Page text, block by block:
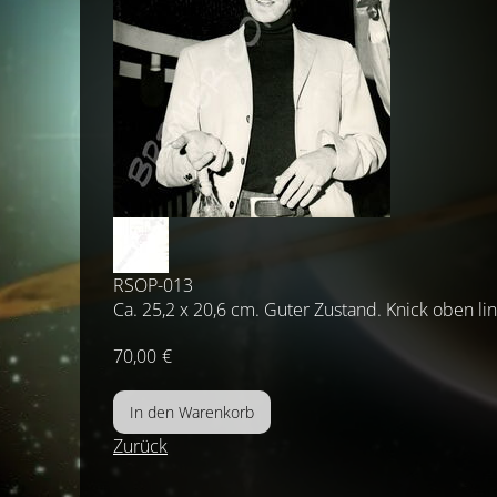
RSOP-013
Ca. 25,2 x 20,6 cm. Guter Zustand. Knick oben
70,00 €
Zurück